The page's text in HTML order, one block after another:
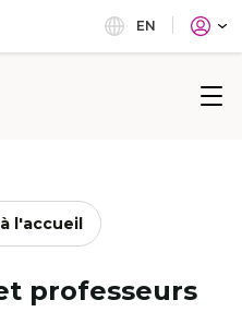
EN
l'accueil
professeurs